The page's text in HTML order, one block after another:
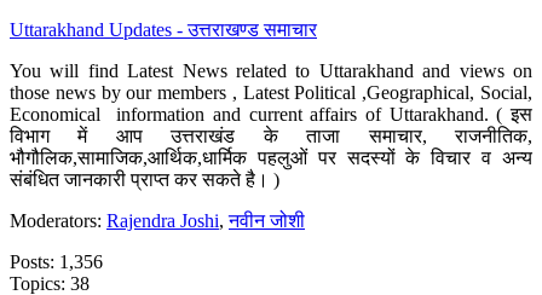
Uttarakhand Updates - उत्तराखण्ड समाचार
You will find Latest News related to Uttarakhand and views on
those news by our members , Latest Political ,Geographical, Social,
Economical information and current affairs of Uttarakhand. ( इस
विभाग में आप उत्तराखंड के ताजा समाचार, राजनीतिक,
भौगौलिक,सामाजिक,आर्थिक,धार्मिक पहलुओं पर सदस्यों के विचार व अन्य
संबंधित जानकारी प्राप्त कर सकते है। )
Moderators: Rajendra Joshi,नवीन जोशी
Posts: 1,356
Topics: 38